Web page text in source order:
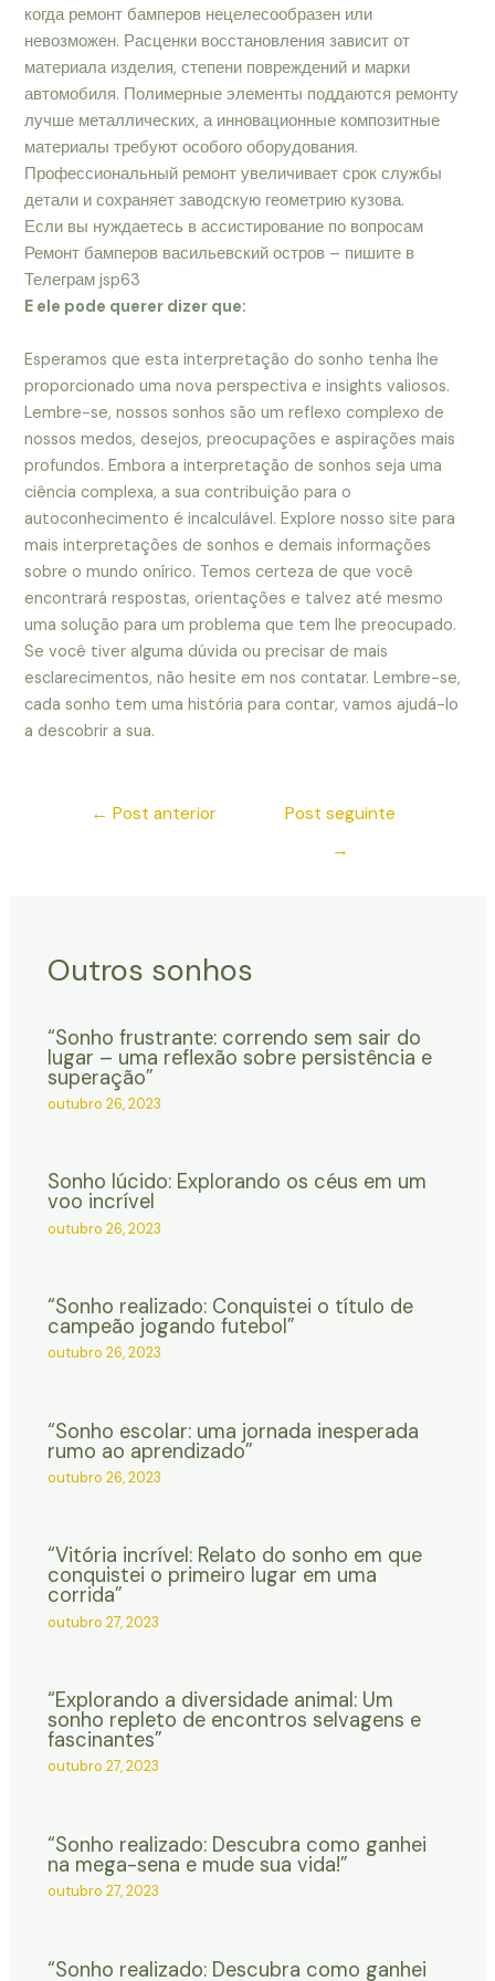
когда ремонт бамперов нецелесообразен или
невозможен. Расценки восстановления зависит от
материала изделия, степени повреждений и марки
автомобиля. Полимерные элементы поддаются ремонту
лучше металлических, а инновационные композитные
материалы требуют особого оборудования.
Профессиональный ремонт увеличивает срок службы
детали и сохраняет заводскую геометрию кузова.
Если вы нуждаетесь в ассистирование по вопросам
Ремонт бамперов васильевский остров – пишите в
Телеграм jsp63
E ele pode querer dizer que:
Esperamos que esta interpretação do sonho tenha lhe
proporcionado uma nova perspectiva e insights valiosos.
Lembre-se, nossos sonhos são um reflexo complexo de
nossos medos, desejos, preocupações e aspirações mais
profundos. Embora a interpretação de sonhos seja uma
ciência complexa, a sua contribuição para o
autoconhecimento é incalculável. Explore nosso site para
mais interpretações de sonhos e demais informações
sobre o mundo onírico. Temos certeza de que você
encontrará respostas, orientações e talvez até mesmo
uma solução para um problema que tem lhe preocupado.
Se você tiver alguma dúvida ou precisar de mais
esclarecimentos, não hesite em nos contatar. Lembre-se,
cada sonho tem uma história para contar, vamos ajudá-lo
a descobrir a sua.
← Post anterior
Post seguinte
→
Outros sonhos
“Sonho frustrante: correndo sem sair do
lugar – uma reflexão sobre persistência e
superação”
outubro 26, 2023
Sonho lúcido: Explorando os céus em um
voo incrível
outubro 26, 2023
“Sonho realizado: Conquistei o título de
campeão jogando futebol”
outubro 26, 2023
“Sonho escolar: uma jornada inesperada
rumo ao aprendizado”
outubro 26, 2023
“Vitória incrível: Relato do sonho em que
conquistei o primeiro lugar em uma
corrida”
outubro 27, 2023
“Explorando a diversidade animal: Um
sonho repleto de encontros selvagens e
fascinantes”
outubro 27, 2023
“Sonho realizado: Descubra como ganhei
na mega-sena e mude sua vida!”
outubro 27, 2023
“Sonho realizado: Descubra como ganhei